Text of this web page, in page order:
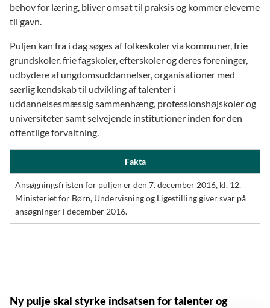
behov for læring, bliver omsat til praksis og kommer eleverne
til gavn.
Puljen kan fra i dag søges af folkeskoler via kommuner, frie
grundskoler, frie fagskoler, efterskoler og deres foreninger,
udbydere af ungdomsuddannelser, organisationer med
særlig kendskab til udvikling af talenter i
uddannelsesmæssig sammenhæng, professionshøjskoler og
universiteter samt selvejende institutioner inden for den
offentlige forvaltning.
Fakta
Ansøgningsfristen for puljen er den 7. december 2016, kl. 12.
Ministeriet for Børn, Undervisning og Ligestilling giver svar på
ansøgninger i december 2016.
Ny pulje skal styrke indsatsen for talenter og